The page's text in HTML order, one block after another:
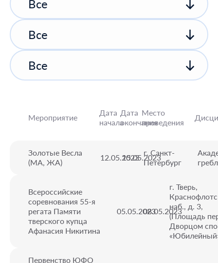
Все
Все
Все
Мероприятие
Дата
начала
Дата
окончания
Место
проведения
Золотые Весла
(МА, ЖА)
12.05.202315.05.2023
г. Санкт-
Петербург
Всероссийские
соревнования 55-я
регата Памяти
тверского купца
Афанасия Никитина
05.05.202308.05.2023
г. Тверь,
наб., д. 3,
(Площадь
Дворцом
Первенство ЮФО